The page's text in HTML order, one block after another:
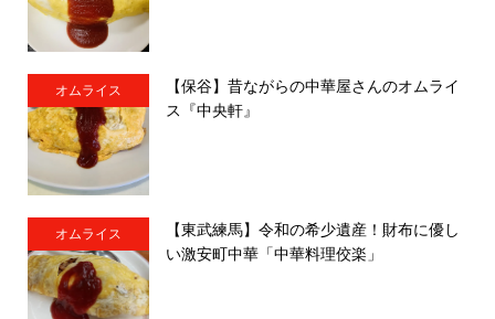
オムライス
【保谷】昔ながらの中華屋さんのオムライ
ス『中央軒』
オムライス
【東武練馬】令和の希少遺産！財布に優し
い激安町中華「中華料理佼楽」